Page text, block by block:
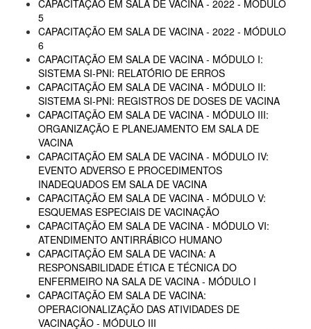
CAPACITAÇÃO EM SALA DE VACINA - 2022 - MÓDULO
5
CAPACITAÇÃO EM SALA DE VACINA - 2022 - MÓDULO
6
CAPACITAÇÃO EM SALA DE VACINA - MÓDULO I:
SISTEMA SI-PNI: RELATÓRIO DE ERROS
CAPACITAÇÃO EM SALA DE VACINA - MÓDULO II:
SISTEMA SI-PNI: REGISTROS DE DOSES DE VACINA
CAPACITAÇÃO EM SALA DE VACINA - MÓDULO III:
ORGANIZAÇÃO E PLANEJAMENTO EM SALA DE
VACINA
CAPACITAÇÃO EM SALA DE VACINA - MÓDULO IV:
EVENTO ADVERSO E PROCEDIMENTOS
INADEQUADOS EM SALA DE VACINA
CAPACITAÇÃO EM SALA DE VACINA - MÓDULO V:
ESQUEMAS ESPECIAIS DE VACINAÇÃO
CAPACITAÇÃO EM SALA DE VACINA - MÓDULO VI:
ATENDIMENTO ANTIRRÁBICO HUMANO
CAPACITAÇÃO EM SALA DE VACINA: A
RESPONSABILIDADE ÉTICA E TÉCNICA DO
ENFERMEIRO NA SALA DE VACINA - MÓDULO I
CAPACITAÇÃO EM SALA DE VACINA:
OPERACIONALIZAÇÃO DAS ATIVIDADES DE
VACINAÇÃO - MÓDULO III